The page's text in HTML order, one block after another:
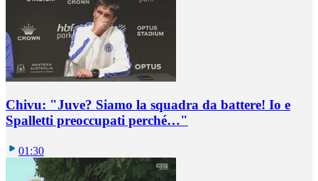
Chivu: "Juve? Siamo la squadra da battere! Io e
Spalletti preoccupati perché…"
01:30